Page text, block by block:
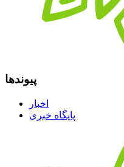
پیوندها
اخبار
پایگاه خبری